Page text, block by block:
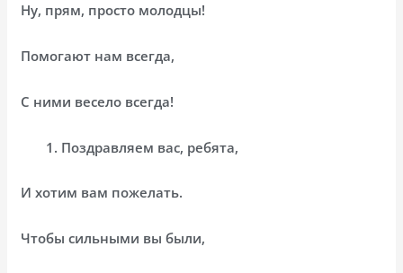
Ну, прям, просто молодцы!
Помогают нам всегда,
С ними весело всегда!
Поздравляем вас, ребята,
И хотим вам пожелать.
Чтобы сильными вы были,